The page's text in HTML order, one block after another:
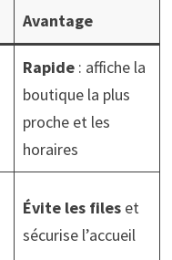
Avantage
Rapide: affiche la
boutique la plus
proche et les
horaires
Évite les fileset
sécurise l’accueil